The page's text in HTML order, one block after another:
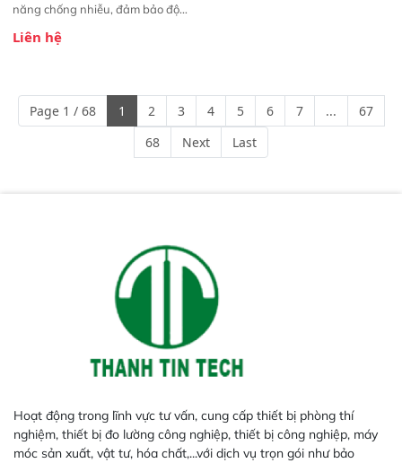
năng chống nhiễu, đảm bảo độ
Phạm vi ứng dụng rộng: Đáp ứng
ngành công nghiệp khác nhau. 
Độ nhạy cao: Trang bị đầu dò
InGaAs độ nhạy cao, cung cấp
phản hồi phổ tuyến tính đầy đủ,
đảm bảo độ chính xác và khả
Liên hệ
Page 1 / 68 1 2 3 4 5 6 7 ...
67
68
Next Last
Hoạt động trong lĩnh vực tư vấn, cung cấp thiết bị phòng thí
nghiệm, thiết bị đo lường công nghiệp, thiết bị công nghiệp, máy
móc sản xuất, vật tư, hóa chất,...với dịch vụ trọn gói như bảo